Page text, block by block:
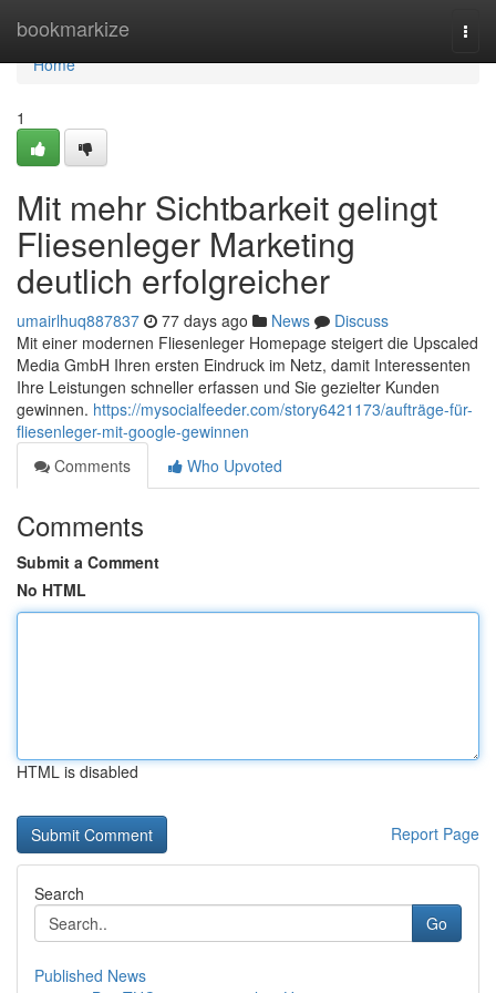
bookmarkize
Home
Home
1
Mit mehr Sichtbarkeit gelingt
Fliesenleger Marketing
deutlich erfolgreicher
umairlhuq887837 77 days ago News
Discuss
Mit einer modernen Fliesenleger Homepage steigert die Upscaled
Media GmbH Ihren ersten Eindruck im Netz, damit Interessenten
Ihre Leistungen schneller erfassen und Sie gezielter Kunden
gewinnen. https://mysocialfeeder.com/story6421173/aufträge-für-
fliesenleger-mit-google-gewinnen
Comments
Who Upvoted
Comments
Submit a Comment
No HTML
HTML is disabled
Report Page
Search
Go
Published News